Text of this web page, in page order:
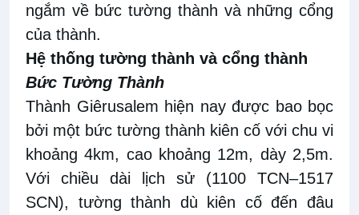
ngắm về bức tường thành và những cổng
của thành.
Hệ thống tường thành và cổng thành
Bức Tường Thành
Thành Giêrusalem hiện nay được bao bọc
bởi một bức tường thành kiên cố với chu vi
khoảng 4km, cao khoảng 12m, dày 2,5m.
Với chiều dài lịch sử (1100 TCN–1517
SCN), tường thành dù kiên cố đến đâu